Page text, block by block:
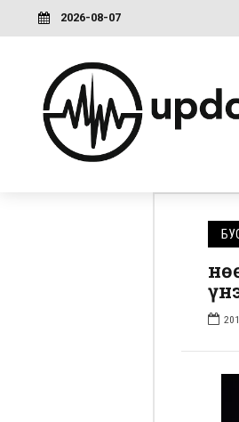
2026-08-07